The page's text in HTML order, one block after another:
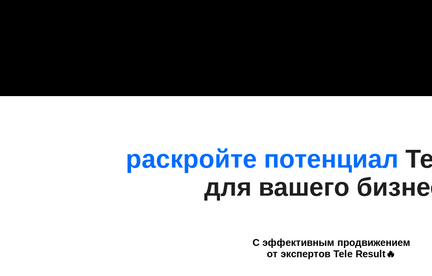
раскройте потенциал
для вашего
С эффективным продвижением
от экспертов Tele Result🔥